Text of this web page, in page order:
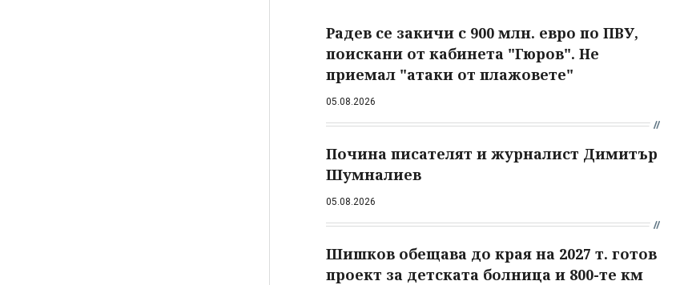
Радев се закичи с 900 млн. евро по ПВУ,
поискани от кабинета "Гюров". Не
приемал "атаки от плажовете"
05.08.2026
Почина писателят и журналист Димитър
Шумналиев
05.08.2026
Шишков обещава до края на 2027 т. готов
проект за детската болница и 800-те км